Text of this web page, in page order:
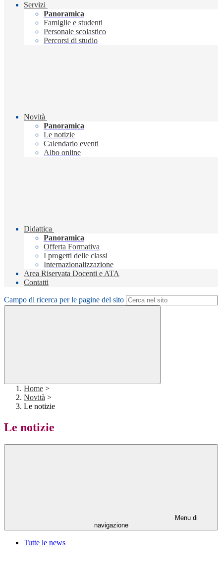
Servizi
Panoramica
Famiglie e studenti
Personale scolastico
Percorsi di studio
Novità
Panoramica
Le notizie
Calendario eventi
Albo online
Didattica
Panoramica
Offerta Formativa
I progetti delle classi
Internazionalizzazione
Area Riservata Docenti e ATA
Contatti
Campo di ricerca per le pagine del sito
Home >
Novità >
Le notizie
Le notizie
Menu di
navigazione
Tutte le news